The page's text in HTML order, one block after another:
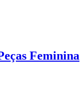
Feminina